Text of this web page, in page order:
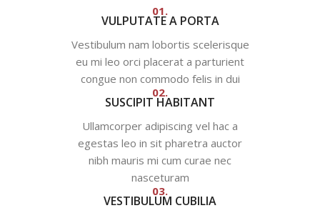
01.
VULPUTATE A PORTA
Vestibulum nam lobortis scelerisque
eu mi leo orci placerat a parturient
congue non commodo felis in dui
02.
SUSCIPIT HABITANT
Ullamcorper adipiscing vel hac a
egestas leo in sit pharetra auctor
nibh mauris mi cum curae nec
nasceturam
03.
VESTIBULUM CUBILIA